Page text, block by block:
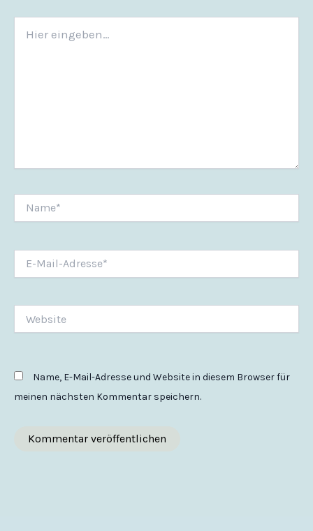
eingeben…
Mail-
Name, E-Mail-Adresse und Website in diesem Browser für
meinen nächsten Kommentar speichern.